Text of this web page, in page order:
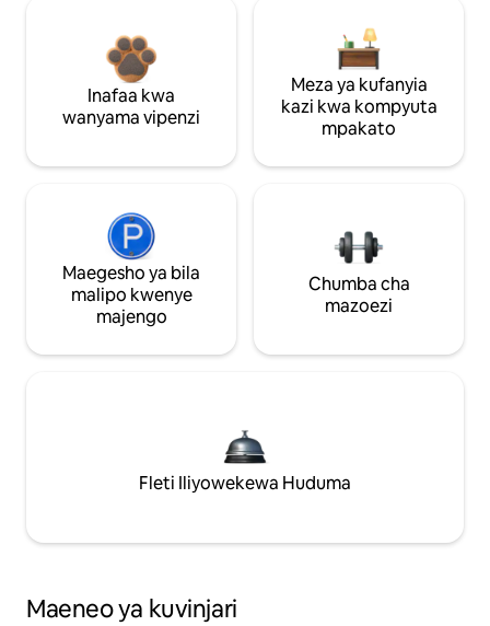
Inafaa kwa
wanyama vipenzi
Meza ya kufanyia
kazi kwa kompyuta
mpakato
Maegesho ya bila
malipo kwenye
majengo
Chumba cha
mazoezi
Fleti Iliyowekewa Huduma
Maeneo ya kuvinjari